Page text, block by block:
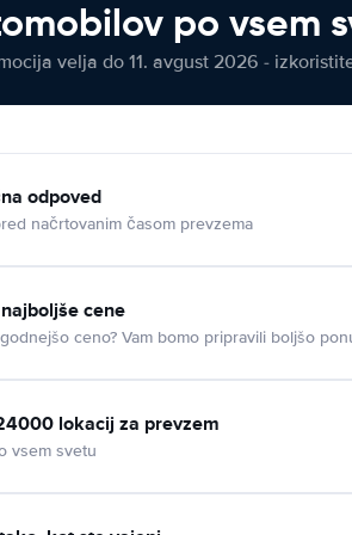
po vsem
velja do 11. avgust 2026 -
odpoved
načrtovanim časom prevzema
cene
ceno? Vam bomo pripravili boljšo
lokacij za prevzem
vsem svetu